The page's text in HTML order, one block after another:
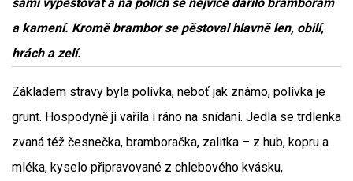
a kamení. Kromě brambor se pěstoval hlavně len, obilí,
hrách a zelí.
Základem stravy byla polívka, neboť jak známo, polívka je
grunt. Hospodyně ji vařila i ráno na snídani. Jedla se trdlenka
zvaná též česnečka, bramboračka, zalitka – z hub, kopru a
mléka, kyselo připravované z chlebového kvásku,